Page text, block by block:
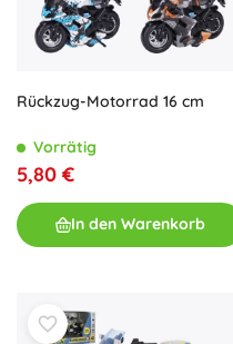
Rückzug-Motorrad 16 cm
Vorrätig
5,80 €
In den Warenkorb